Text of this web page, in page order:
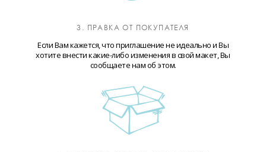
3. ПРАВКА ОТ ПОКУПАТЕЛЯ
Если Вам кажется, что приглашение не идеально и Вы
хотите внести какие-либо изменения в свой макет, Вы
сообщаете нам об этом.